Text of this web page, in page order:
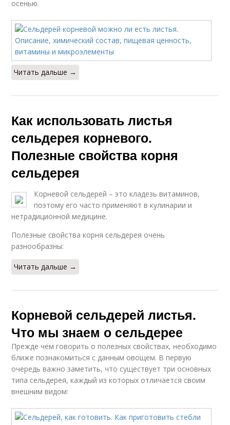
осенью.
Читать дальше →
Как использовать листья
сельдерея корневого.
Полезные свойства корня
сельдерея
Корневой сельдерей – это кладезь витаминов,
поэтому его часто применяют в кулинарии и
нетрадиционной медицине.
Полезные свойства корня сельдерея очень
разнообразны:
Читать дальше →
Корневой сельдерей листья.
Что мы знаем о сельдерее
Прежде чем говорить о полезных свойствах, необходимо
ближе познакомиться с данным овощем. В первую
очередь важно заметить, что существует три основных
типа сельдерея, каждый из которых отличается своим
внешним видом: